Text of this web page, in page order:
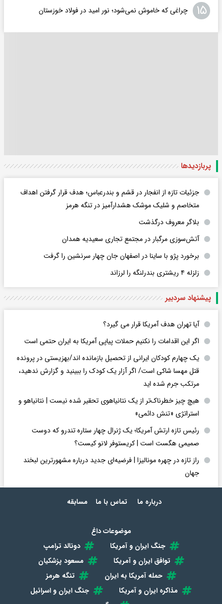
۱۵ چراغی که خاموش نمی‌شود؛ نور امید در فولاد خوزستان
پربازدید‌ها
جزئیات تازه از انفجار در قشم و بندرعباس؛ هدف قرار گرفتن اهداف
متخاصم و شلیک موشک هشدارآمیز در تنگه هرمز
بلاگر معروف درگذشت
آتش‌سوزی مرگبار در مجتمع تجاری سعیدیه همدان
برخورد پژو با ساینا در اصفهان جان چهار سرنشین را گرفت
زلزله ۴ ریشتری بندرلنگه را لرزاند
پیشنهاد سردبیر
آیا تهران هدف آمریکا قرار می گیرد؟
اگر این اقدامات را نکنیم حملات پیاپی آمریکا به ایران حتمی است
یک چهارم کودکان ایرانی از تحصیل بازمانده اند/بهزیستی در پرونده
قتل مهسا شاکی است/ اگر آزار یک کودک را ببینید و گزارش ندهید،
مرتکب جرم شده اید
هیچ چیز خطرناک‌تر از یک نتانیاهوی تحقیر شده نیست | نتانیاهو و
استراتژی «تنش دائمی»
رئیس تازه ارتش آمریکا؛ یک ژنرال چهار ستاره تندرو که دوست
صمیمی هگست است | کریستوفر لانو کیست؟
راز تازه در چهره مونالیزا | فرضیه‌ای جدید درباره مشهورترین لبخند
جهان
درباره ما تماس با ما مسابقه
موضوعات داغ
جنگ ایران و آمریکا
دونالد ترامپ
توافق ایران و آمریکا
مسعود پزشکیان
حمله آمریکا به ایران
تنگه هرمز
مذاکره ایران و آمریکا
جنگ ایران و اسرائیل